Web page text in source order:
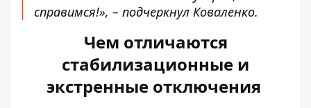
справимся!», – подчеркнул Коваленко.
Чем отличаются
стабилизационные и
экстренные отключения